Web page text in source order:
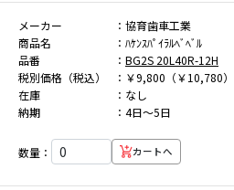
メーカー
協育歯車工業
商品名
ﾊｹﾝｽﾊﾟｲﾗﾙﾍﾞﾍﾞﾙ
品番
BG2S 20L40R-12H
税別価格（税込）
￥9,800（￥10,780）
在庫
なし
納期
4日～5日
数量： カートへ